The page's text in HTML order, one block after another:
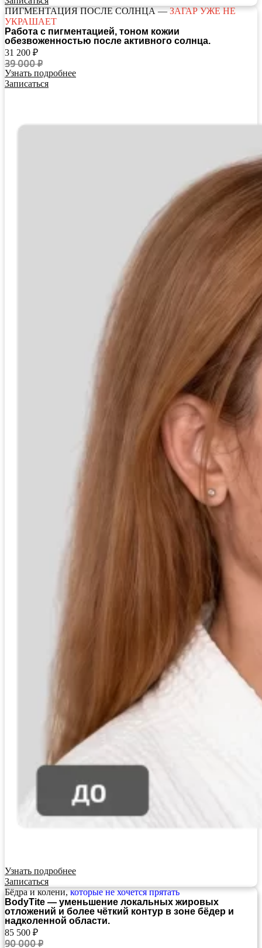
ПИГМЕНТАЦИЯ ПОСЛЕ СОЛНЦА —ЗАГАР УЖЕ НЕ
УКРАШАЕТ
Работа с пигментацией, тоном кожии
обезвоженностью после активного солнца.
31 200 ₽
39 000 ₽
Узнать подробнее
Записаться
Узнать подробнее
Записаться
Бёдра и колени,которыене хочется прятать
BodyTite — уменьшение локальных жировых
отложений и более чёткий контур в зоне бёдер и
надколенной области.
85 500 ₽
90 000 ₽